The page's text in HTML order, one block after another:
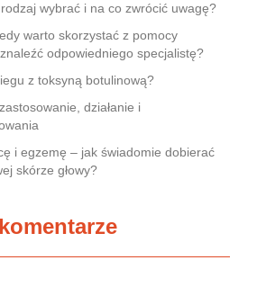
wybrać i na co zwrócić uwagę?
warto skorzystać z pomocy
odpowiedniego specjalistę?
z toksyną botulinową?
działanie i
i egzemę – jak świadomie dobierać
skórze głowy?